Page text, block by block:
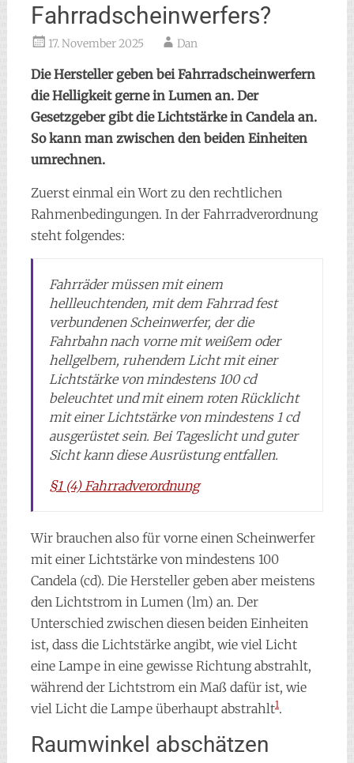
Fahrradscheinwerfers?
17. November 2025 Dan
Die Hersteller geben bei Fahrradscheinwerfern
die Helligkeit gerne in Lumen an. Der
Gesetzgeber gibt die Lichtstärke in Candela an.
So kann man zwischen den beiden Einheiten
umrechnen.
Zuerst einmal ein Wort zu den rechtlichen
Rahmenbedingungen. In der Fahrradverordnung
steht folgendes:
Fahrräder müssen mit einem
hellleuchtenden, mit dem Fahrrad fest
verbundenen Scheinwerfer, der die
Fahrbahn nach vorne mit weißem oder
hellgelbem, ruhendem Licht mit einer
Lichtstärke von mindestens 100 cd
beleuchtet und mit einem roten Rücklicht
mit einer Lichtstärke von mindestens 1 cd
ausgerüstet sein. Bei Tageslicht und guter
Sicht kann diese Ausrüstung entfallen.
§1 (4) Fahrradverordnung
Wir brauchen also für vorne einen Scheinwerfer
mit einer Lichtstärke von mindestens 100
Candela (cd). Die Hersteller geben aber meistens
den Lichtstrom in Lumen (lm) an. Der
Unterschied zwischen diesen beiden Einheiten
ist, dass die Lichtstärke angibt, wie viel Licht
eine Lampe in eine gewisse Richtung abstrahlt,
während der Lichtstrom ein Maß dafür ist, wie
viel Licht die Lampe überhaupt abstrahlt1.
Raumwinkel abschätzen